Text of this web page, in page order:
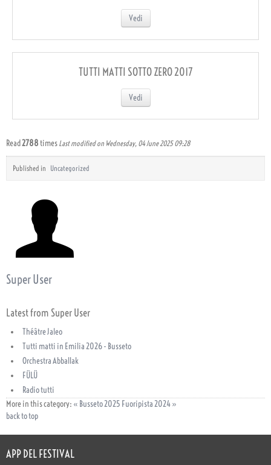
Vedi
TUTTI MATTI SOTTO ZERO 2017
Vedi
Read2788times Last modified on Wednesday, 04 June 2025 09:28
Published in Uncategorized
Super User
Latest from Super User
Théâtre Jaleo
Tutti matti in Emilia 2026 - Busseto
Orchestra Abballak
FÜLÜ
Radio tutti
More in this category: « Busseto 2025 Fuoripista 2024 »
back to top
APP DEL FESTIVAL